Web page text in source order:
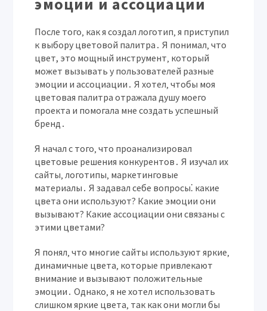
После того‚ как я создал логотип‚ я приступил
к выбору цветовой палитра․ Я понимал‚ что
цвет, это мощный инструмент‚ который
может вызывать у пользователей разные
эмоции и ассоциации․ Я хотел‚ чтобы моя
цветовая палитра отражала душу моего
проекта и помогала мне создать успешный
бренд․
Я начал с того‚ что проанализировал
цветовые решения конкурентов․ Я изучал их
сайты‚ логотипы‚ маркетинговые
материалы․ Я задавал себе вопросы⁚ какие
цвета они используют? Какие эмоции они
вызывают? Какие ассоциации они связаны с
этими цветами?
Я понял‚ что многие сайты используют яркие‚
динамичные цвета‚ которые привлекают
внимание и вызывают положительные
эмоции․ Однако‚ я не хотел использовать
слишком яркие цвета‚ так как они могли бы